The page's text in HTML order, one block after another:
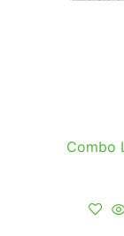
Combo